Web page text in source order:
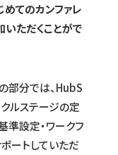
てのカンファレ
ただくことがで
部分では、HubS
ルステージの定
準設定・ワークフ
ートしていただ